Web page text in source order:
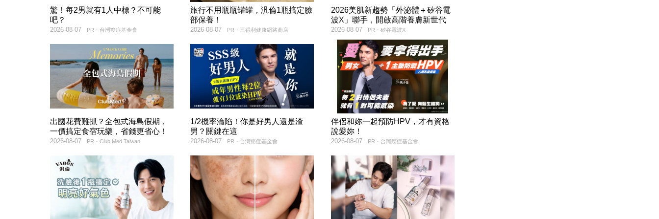
驚！每2男就有1人中標？不可能
吧？
PR・台灣癌症基金會
2026-08-07
旅行不用瓶瓶罐罐，汎倫1瓶搞定臉
部保養！
PR・三得利健康網路商店
2026-08-07
2026美肌新趨勢「外泌體＋矽谷電
波X」聯手，開啟高階養膚新世代
PR・矽谷電波X
2026-08-07
出國花費難抓？全包式海島假期，
一價搞定食宿玩樂，省錢更省心！
PR・Club Med Taiwan
2026-08-07
1/2機率淪陷！你是好男人還是渣
男？關鍵在這
PR・台灣癌症基金會
2026-08-07
伴侶和妳一起預防HPV，才有資格
說愛妳！
PR・台灣癌症基金會
2026-08-07